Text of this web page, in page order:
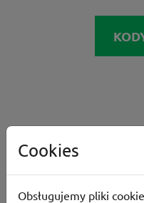
Cookies
Obsługujemy pliki